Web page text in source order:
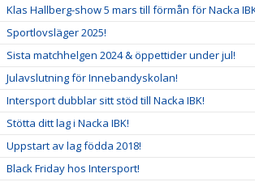
Klas Hallberg-show 5 mars till förmån för Nacka
Sportlovsläger 2025!
Sista matchhelgen 2024 & öppettider under jul!
Julavslutning för Innebandyskolan!
Intersport dubblar sitt stöd till Nacka IBK!
Stötta ditt lag i Nacka IBK!
Uppstart av lag födda 2018!
Black Friday hos Intersport!